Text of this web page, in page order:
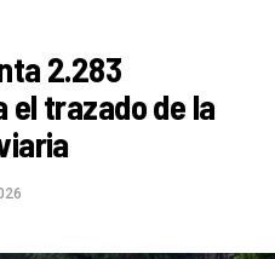
(ETAP), una de las
por el Consorcio,
conocer su
2.283
el trazado de la